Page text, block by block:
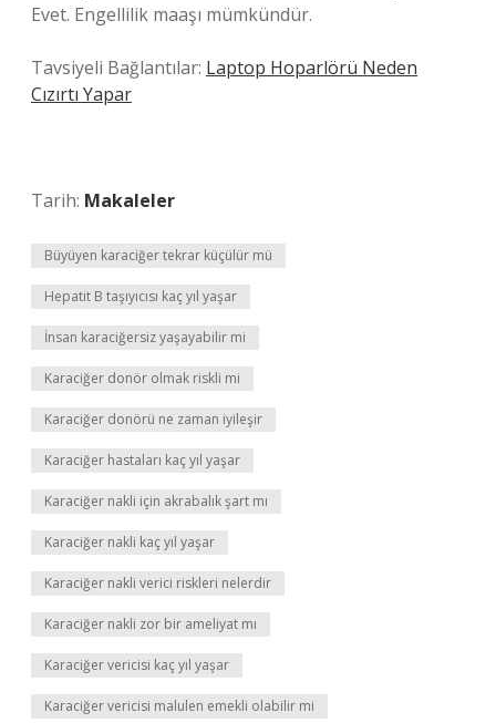
Evet. Engellilik maaşı mümkündür.
Tavsiyeli Bağlantılar: Laptop Hoparlörü Neden
Cızırtı Yapar
Tarih: Makaleler
Büyüyen karaciğer tekrar küçülür mü
Hepatit B taşıyıcısı kaç yıl yaşar
İnsan karaciğersiz yaşayabilir mi
Karaciğer donör olmak riskli mi
Karaciğer donörü ne zaman iyileşir
Karaciğer hastaları kaç yıl yaşar
Karaciğer nakli için akrabalık şart mı
Karaciğer nakli kaç yıl yaşar
Karaciğer nakli verici riskleri nelerdir
Karaciğer nakli zor bir ameliyat mı
Karaciğer vericisi kaç yıl yaşar
Karaciğer vericisi malulen emekli olabilir mi